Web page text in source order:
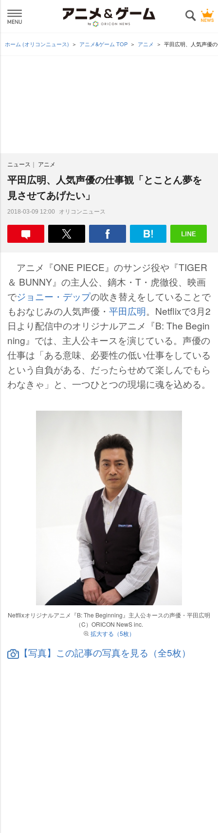
ホーム (オリコンニュース) アニメ&ゲーム TOP アニメ 平田広明、人気声優
ニュース アニメ
平田広明、人気声優の仕事観「とことん夢を
見させてあげたい」
2018-03-09 12:00 オリコンニュース
アニメ『ONE PIECE』のサンジ役や『TIGER
＆ BUNNY』の主人公、鏑木・T・虎徹役、映画
でジョニー・デップの吹き替えをしていることで
もおなじみの人気声優・ 平田広明。Netflixで3月2
日より配信中のオリジナルアニメ『B: The Begin
ning』では、主人公キースを演じている。声優の
仕事は「ある意味、必要性の低い仕事をしている
という自負がある、だったらせめて楽しんでもら
わなきゃ」と、一つひとつの現場に魂を込める。
Netflixオリジナルアニメ『B: The Beginning』主人公キースの声優・平田広明
（C）ORICON NewS inc.
拡大する（5枚）
【写真】この記事の写真を見る（全5枚）